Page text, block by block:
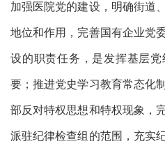
加强医院党的建设，明确街道
地位和作用，完善国有企业党
设的职责任务，是发挥基层
要；推进党史学习教育常态化
部反对特权思想和特权现象，
派驻纪律检查组的范围，充实